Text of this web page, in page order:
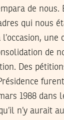
de nous.
qui nous
l’occasion,
de
Des
1988 dans
n’y aurait